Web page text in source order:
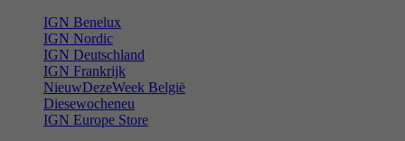
IGN Benelux
IGN Nordic
IGN Deutschland
IGN Frankrijk
NieuwDezeWeek België
Diesewocheneu
IGN Europe Store